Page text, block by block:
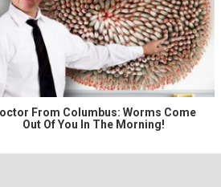
From Columbus: Worms Come
Out Of You In The Morning!